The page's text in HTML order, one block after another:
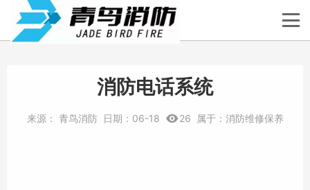
消防电话系统
来源： 青鸟消防 日期： 06-18 26 属于： 消防维修保养